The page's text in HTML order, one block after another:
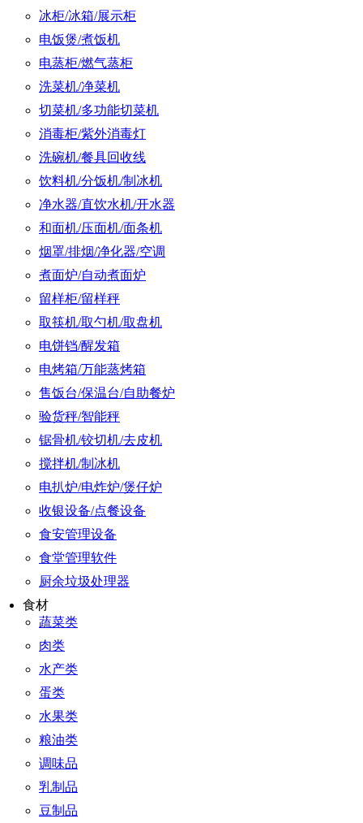
冰柜/冰箱/展示柜
电饭煲/煮饭机
电蒸柜/燃气蒸柜
洗菜机/净菜机
切菜机/多功能切菜机
消毒柜/紫外消毒灯
洗碗机/餐具回收线
饮料机/分饭机/制冰机
净水器/直饮水机/开水器
和面机/压面机/面条机
烟罩/排烟/净化器/空调
煮面炉/自动煮面炉
留样柜/留样秤
取筷机/取勺机/取盘机
电饼铛/醒发箱
电烤箱/万能蒸烤箱
售饭台/保温台/自助餐炉
验货秤/智能秤
锯骨机/铰切机/去皮机
搅拌机/制冰机
电扒炉/电炸炉/煲仔炉
收银设备/点餐设备
食安管理设备
食堂管理软件
厨余垃圾处理器
食材
蔬菜类
肉类
水产类
蛋类
水果类
粮油类
调味品
乳制品
豆制品